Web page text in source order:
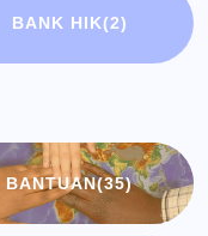
BANK HIK(2)
BANTUAN(35)